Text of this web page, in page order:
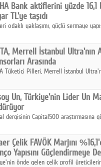
Bank aktiflerini yüzde 16,1
TL'ye taşıdı
odaklı yaklaşımı, güçlü sermaye
ilk yarısında güçlü finansal
Merrell İstanbul Ultra'nın
Arasında
Tüketici Pilleri, Merrell İstanbul
güç katıyor.
Un, Türkiye'nin Lider Un
dergisinin Capital500 araştırmasına
Türkiye'nin en büyük 83. firması
Çelik FAVÖK Marjını
Yapısını Güçlendirmeye
önde gelen çelik profil